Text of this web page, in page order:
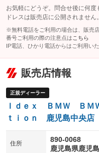
お気軽にどうぞ。問合せ後に何
ドレスは販売店に公開されません。
※無料電話をご利用の場合は、販売
番号ご利用の際の注意点は こちら
IP電話、ひかり電話からはご利用いた
販売店情報
正規ディーラー
Ｉｄｅｘ ＢＭＷ ＢＭ
ｔｉｏｎ 鹿児島中央店
住所
890-0068
鹿児島県鹿児